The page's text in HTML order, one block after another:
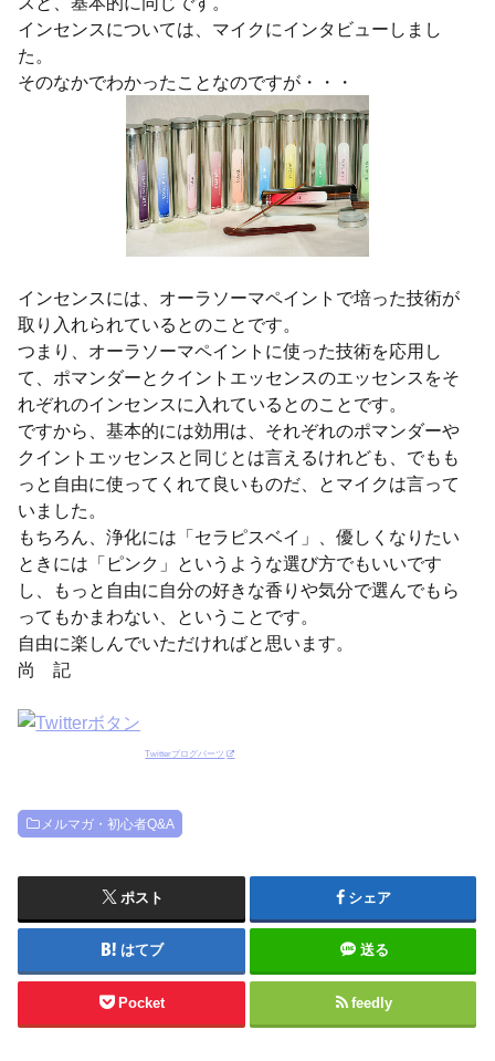
インセンスについては、マイクにインタビューしまし
た。
そのなかでわかったことなのですが・・・
インセンスには、オーラソーマペイントで培った技術が
取り入れられているとのことです。
つまり、オーラソーマペイントに使った技術を応用し
て、ポマンダーとクイントエッセンスのエッセンスをそ
れぞれのインセンスに入れているとのことです。
ですから、基本的には効用は、それぞれのポマンダーや
クイントエッセンスと同じとは言えるけれども、でもも
っと自由に使ってくれて良いものだ、とマイクは言って
いました。
もちろん、浄化には「セラピスベイ」、優しくなりたい
ときには「ピンク」というような選び方でもいいです
し、もっと自由に自分の好きな香りや気分で選んでもら
ってもかまわない、ということです。
自由に楽しんでいただければと思います。
尚 記
Twitterブログパーツ
メルマガ・初心者Q&A
ポスト シェア
はてブ 送る
Pocket feedly